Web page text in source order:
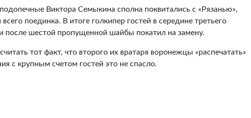
Виктора Семыкина сполна поквитались с «Рязанью»,
поединка. В итоге голкипер гостей в середине третьего
после шестой пропущенной шайбы покатил на замену.
тот факт, что второго их вратаря воронежцы «распечатать»
с крупным счетом гостей это не спасло.